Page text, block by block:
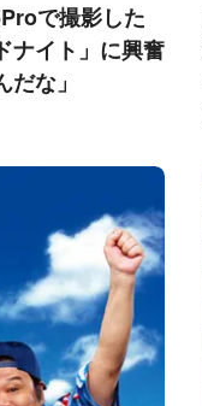
で撮影した
ナイト」に興奮
な」